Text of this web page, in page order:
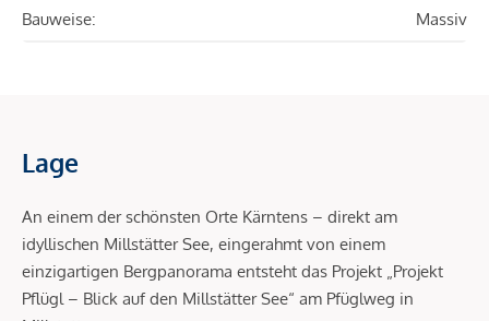
Bauweise: Massiv
Lage
An einem der schönsten Orte Kärntens – direkt am
idyllischen Millstätter See, eingerahmt von einem
einzigartigen Bergpanorama entsteht das Projekt „Projekt
Pflügl – Blick auf den Millstätter See“ am Pfüglweg in